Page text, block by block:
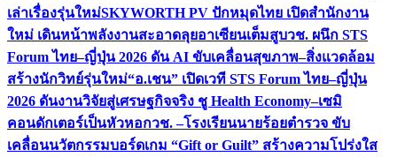
เล่าเรื่องรุ่นใหม่SKYWORTH PV ปักหมุดไทย เปิดสำนักงาน
ใหม่ เดินหน้าพลังงานสะอาดลุยอาเซียนเต็มสูบวช. ผนึก STS
Forum ไทย–ญี่ปุ่น 2026 ดัน AI ขับเคลื่อนสุขภาพ–สิ่งแวดล้อม
สร้างนักวิทย์รุ่นใหม่“อ.เชน” เปิดเวที STS Forum ไทย–ญี่ปุ่น
2026 ดันงานวิจัยสู่เศรษฐกิจจริง ชู Health Economy–เซมิ
คอนดักเตอร์เป็นหัวหอกวช. –โรงเรียนนายร้อยตำรวจ ขับ
เคลื่อนนวัตกรรมบอร์ดเกม “Gift or Guilt” สร้างความโปร่งใส